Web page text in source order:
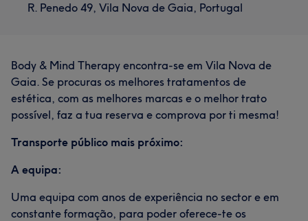
R. Penedo 49, Vila Nova de Gaia, Portugal
Body & Mind Therapy encontra-se em Vila Nova de
Gaia. Se procuras os melhores tratamentos de
estética, com as melhores marcas e o melhor trato
possível, faz a tua reserva e comprova por ti mesma!
Transporte público mais próximo:
A equipa:
Uma equipa com anos de experiência no sector e em
constante formação, para poder oferece-te os